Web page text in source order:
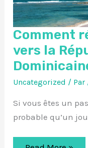
Comment
vers la
Uncategorized / Par
Si vous êtes un
probable qu’un